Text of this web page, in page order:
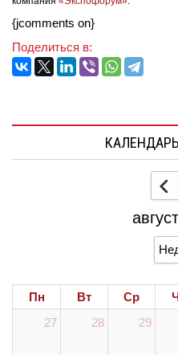
{jcomments on}
Поделиться в:
Пн Вт Ср
27
28 29